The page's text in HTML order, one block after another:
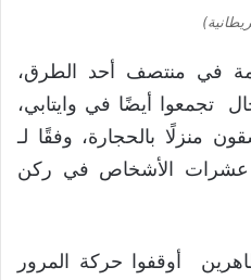
في منتصف أحد الطرق،
تجمعوا أيضًا في وايتابي،
منزلًا بالحجارة، وفقًا لـ
الأشخاص في ركن
أوقفوا حركة المرور